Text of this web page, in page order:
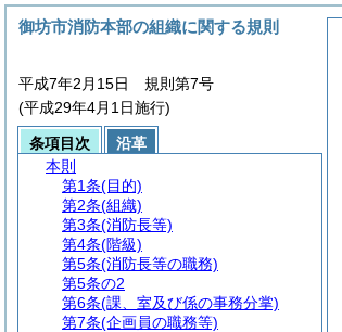
御坊市消防本部の組織に関する規則
平成7年2月15日 規則第7号
(平成29年4月1日施行)
条項目次
沿革
本則
第1条(目的)
第2条(組織)
第3条(消防長等)
第4条(階級)
第5条(消防長等の職務)
第5条の2
第6条(課、室及び係の事務分掌)
第7条(企画員の職務等)